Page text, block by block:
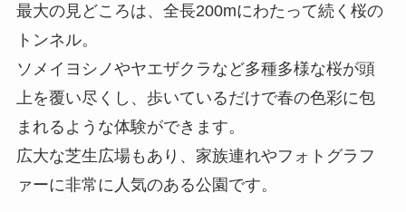
最大の見どころは、全長200mにわたって続く桜の
トンネル。
ソメイヨシノやヤエザクラなど多種多様な桜が頭
上を覆い尽くし、歩いているだけで春の色彩に包
まれるような体験ができます。
広大な芝生広場もあり、家族連れやフォトグラフ
ァーに非常に人気のある公園です。